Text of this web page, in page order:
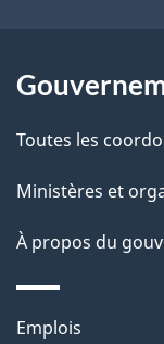
l
a
g
e
Toutes les
Ministères et
À propos du
Thèmes
Emplois